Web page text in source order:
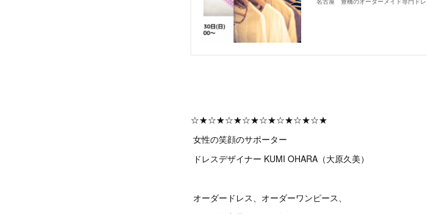
☆★☆★☆★☆★☆★☆★☆★☆★
女性の笑顔のサポーター
ドレスデザイナー KUMI OHARA（大原久美）
オーダードレス、オーダーワンピース、